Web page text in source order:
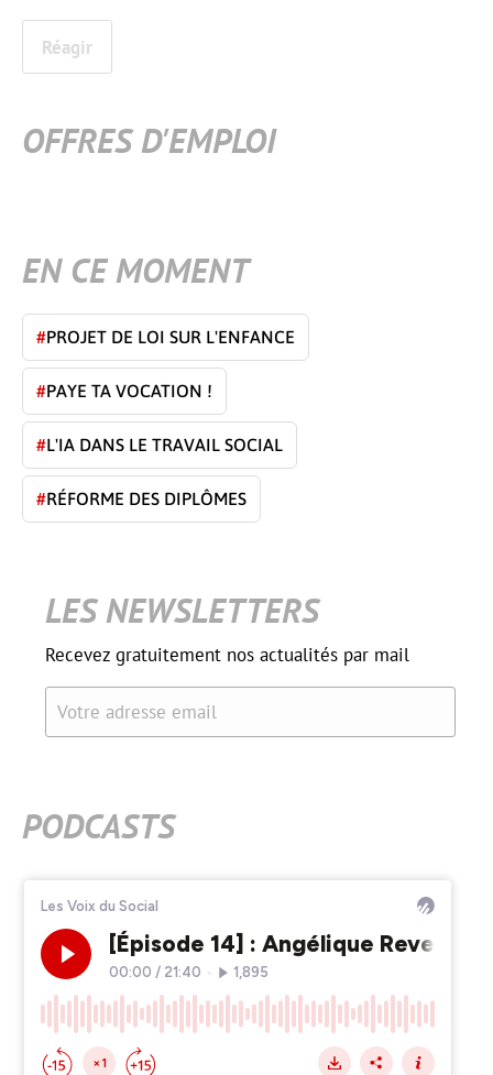
Réagir
OFFRES D'EMPLOI
EN CE MOMENT
#PROJET DE LOI SUR L'ENFANCE
#PAYE TA VOCATION !
#L'IA DANS LE TRAVAIL SOCIAL
#RÉFORME DES DIPLÔMES
LES NEWSLETTERS
Recevez gratuitement nos actualités par mail
Votre adresse email
PODCASTS